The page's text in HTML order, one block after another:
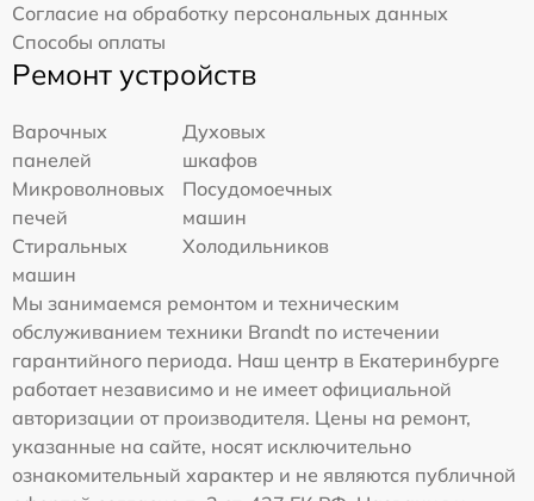
Согласие на обработку персональных данных
Способы оплаты
Ремонт устройств
Варочных
панелей
Духовых
шкафов
Микроволновых
печей
Посудомоечных
машин
Стиральных
машин
Холодильников
Мы занимаемся ремонтом и техническим
обслуживанием техники Brandt по истечении
гарантийного периода. Наш центр в Екатеринбурге
работает независимо и не имеет официальной
авторизации от производителя. Цены на ремонт,
указанные на сайте, носят исключительно
ознакомительный характер и не являются публичной